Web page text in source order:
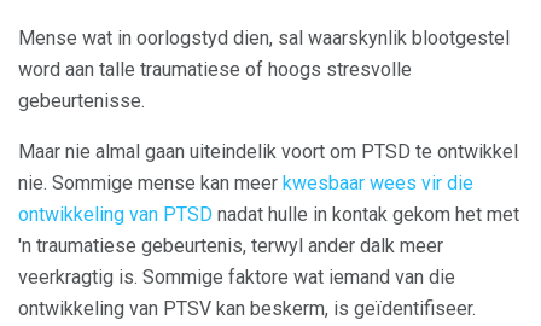
Mense wat in oorlogstyd dien, sal waarskynlik blootgestel
word aan talle traumatiese of hoogs stresvolle
gebeurtenisse.
Maar nie almal gaan uiteindelik voort om PTSD te ontwikkel
nie. Sommige mense kan meer kwesbaar wees vir die
ontwikkeling van PTSD nadat hulle in kontak gekom het met
'n traumatiese gebeurtenis, terwyl ander dalk meer
veerkragtig is. Sommige faktore wat iemand van die
ontwikkeling van PTSV kan beskerm, is geïdentifiseer.